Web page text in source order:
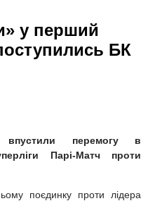
у перший
БК
впустили перемогу в
Парі-Матч проти
поєдинку проти лідера